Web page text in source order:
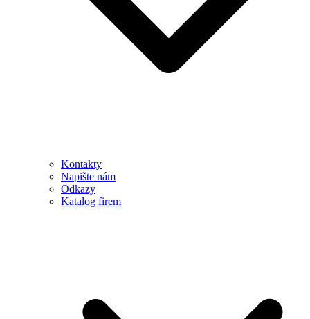
Kontakty
Napište nám
Odkazy
Katalog firem